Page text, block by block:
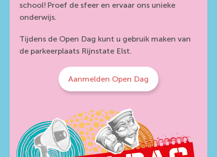
school! Proef de sfeer en ervaar ons unieke
onderwijs.
Tijdens de Open Dag kunt u gebruik maken van
de parkeerplaats Rijnstate Elst.
Aanmelden Open Dag